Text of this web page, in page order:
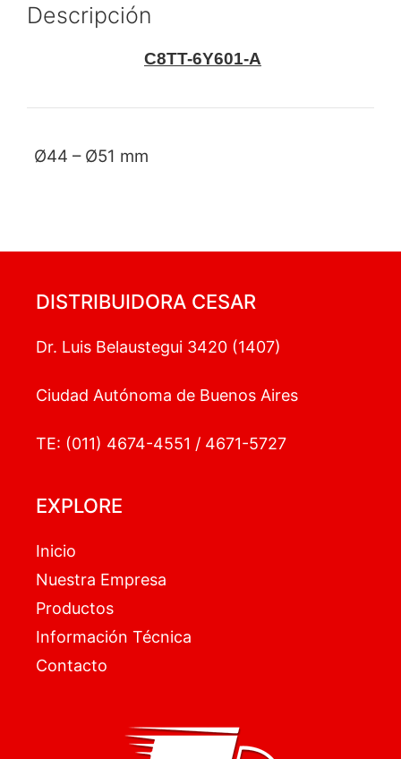
Descripción
C8TT-6Y601-A
Ø44 – Ø51 mm
DISTRIBUIDORA CESAR
Dr. Luis Belaustegui 3420 (1407)
Ciudad Autónoma de Buenos Aires
TE: (011) 4674-4551 / 4671-5727
EXPLORE
Inicio
Nuestra Empresa
Productos
Información Técnica
Contacto